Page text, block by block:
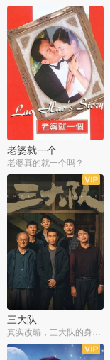
老婆就一个
老婆真的就一个吗？
三大队